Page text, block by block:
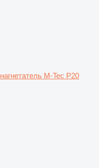
M-Tec P20